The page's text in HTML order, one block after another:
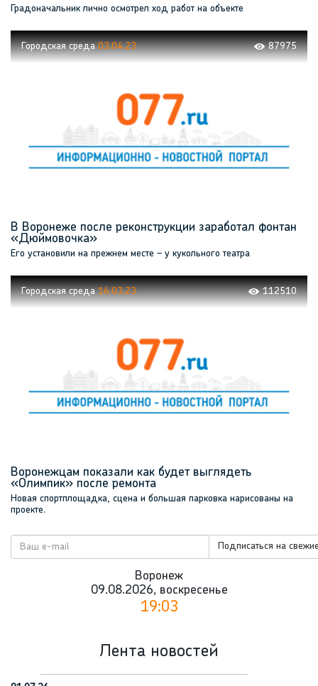
Градоначальник лично осмотрел ход работ на объекте
Городская среда03.04.23 87975
В Воронеже после реконструкции заработал фонтан
«Дюймовочка»
Его установили на прежнем месте – у кукольного театра
Городская среда16.03.23 112510
Воронежцам показали как будет выглядеть
«Олимпик» после ремонта
Новая спортплощадка, сцена и большая парковка нарисованы на
проекте.
Подписаться на
Воронеж
09.08.2026, воскресенье
19:03
Лента новостей